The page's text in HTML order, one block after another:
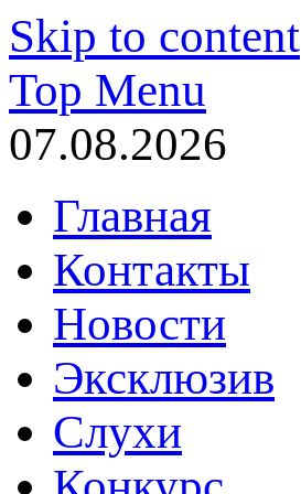
Skip to content
Top Menu
07.08.2026
Главная
Контакты
Новости
Эксклюзив
Слухи